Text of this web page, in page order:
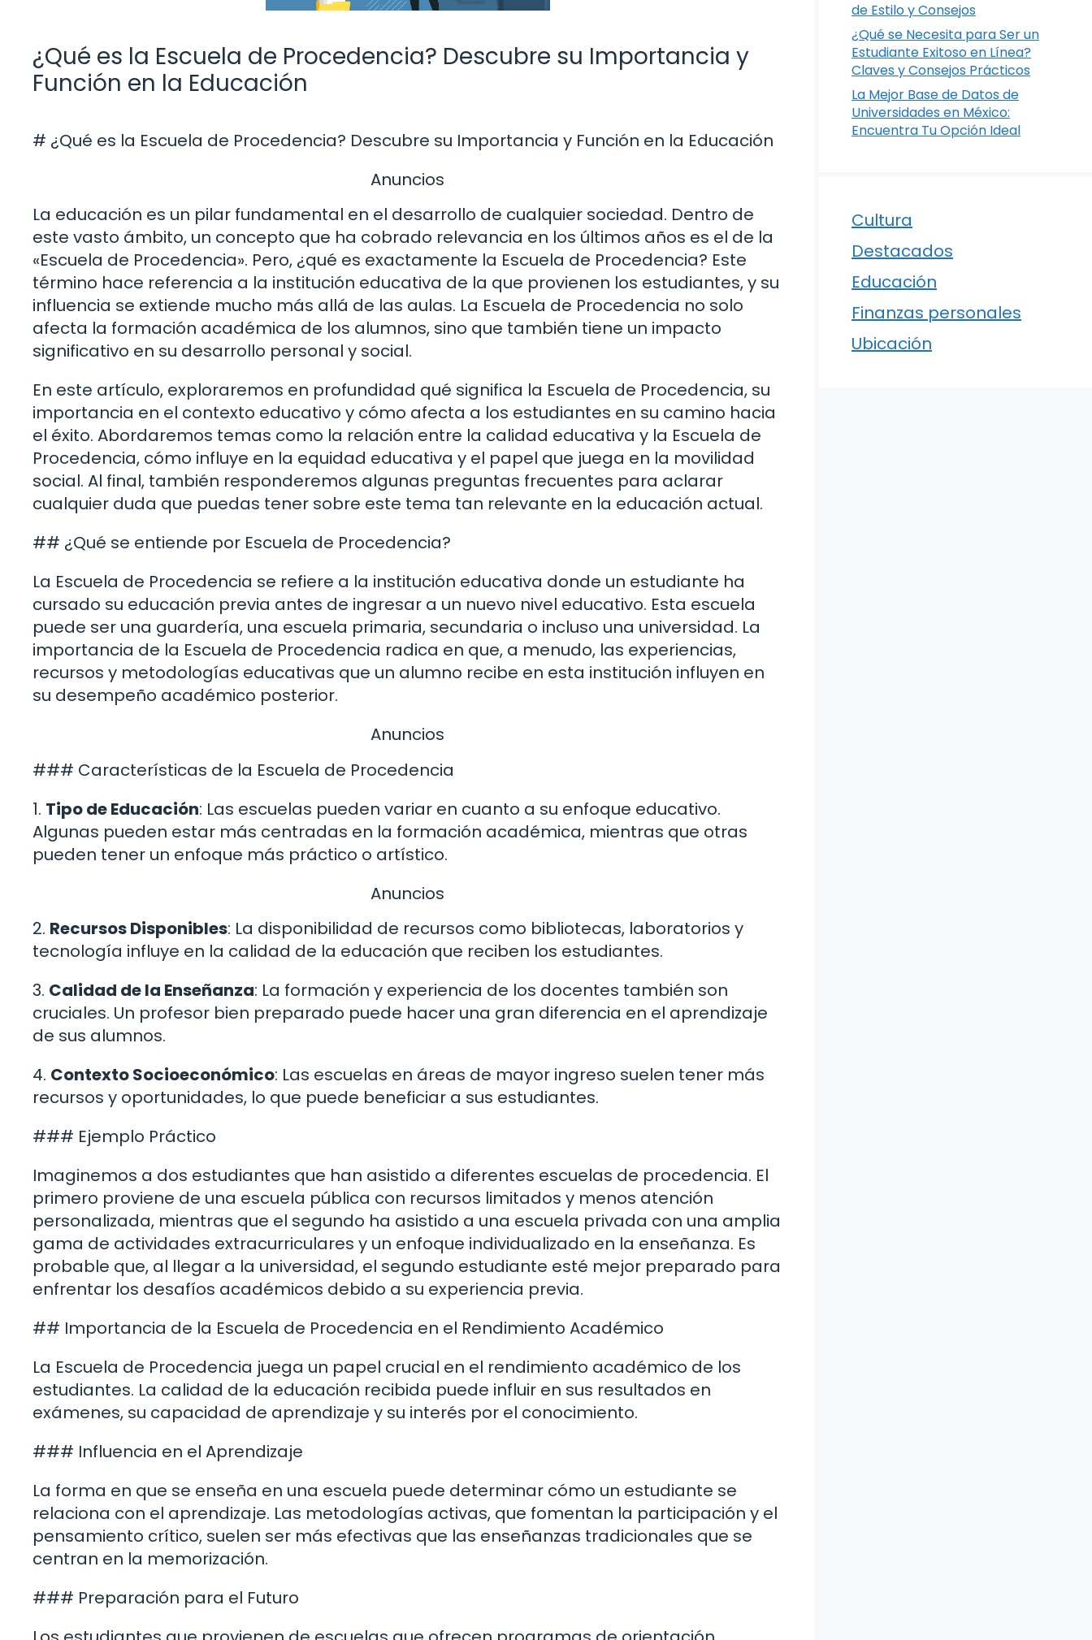
¿Qué es la Escuela de Procedencia? Descubre su Importancia y
Función en la Educación
# ¿Qué es la Escuela de Procedencia? Descubre su Importancia y Función en la Educación
Anuncios
La educación es un pilar fundamental en el desarrollo de cualquier sociedad. Dentro de
este vasto ámbito, un concepto que ha cobrado relevancia en los últimos años es el de la
«Escuela de Procedencia». Pero, ¿qué es exactamente la Escuela de Procedencia? Este
término hace referencia a la institución educativa de la que provienen los estudiantes, y su
influencia se extiende mucho más allá de las aulas. La Escuela de Procedencia no solo
afecta la formación académica de los alumnos, sino que también tiene un impacto
significativo en su desarrollo personal y social.
En este artículo, exploraremos en profundidad qué significa la Escuela de Procedencia, su
importancia en el contexto educativo y cómo afecta a los estudiantes en su camino hacia
el éxito. Abordaremos temas como la relación entre la calidad educativa y la Escuela de
Procedencia, cómo influye en la equidad educativa y el papel que juega en la movilidad
social. Al final, también responderemos algunas preguntas frecuentes para aclarar
cualquier duda que puedas tener sobre este tema tan relevante en la educación actual.
## ¿Qué se entiende por Escuela de Procedencia?
La Escuela de Procedencia se refiere a la institución educativa donde un estudiante ha
cursado su educación previa antes de ingresar a un nuevo nivel educativo. Esta escuela
puede ser una guardería, una escuela primaria, secundaria o incluso una universidad. La
importancia de la Escuela de Procedencia radica en que, a menudo, las experiencias,
recursos y metodologías educativas que un alumno recibe en esta institución influyen en
su desempeño académico posterior.
Anuncios
### Características de la Escuela de Procedencia
1. Tipo de Educación: Las escuelas pueden variar en cuanto a su enfoque educativo.
Algunas pueden estar más centradas en la formación académica, mientras que otras
pueden tener un enfoque más práctico o artístico.
Anuncios
2. Recursos Disponibles: La disponibilidad de recursos como bibliotecas, laboratorios y
tecnología influye en la calidad de la educación que reciben los estudiantes.
3. Calidad de la Enseñanza: La formación y experiencia de los docentes también son
cruciales. Un profesor bien preparado puede hacer una gran diferencia en el aprendizaje
de sus alumnos.
4. Contexto Socioeconómico: Las escuelas en áreas de mayor ingreso suelen tener más
recursos y oportunidades, lo que puede beneficiar a sus estudiantes.
### Ejemplo Práctico
Imaginemos a dos estudiantes que han asistido a diferentes escuelas de procedencia. El
primero proviene de una escuela pública con recursos limitados y menos atención
personalizada, mientras que el segundo ha asistido a una escuela privada con una amplia
gama de actividades extracurriculares y un enfoque individualizado en la enseñanza. Es
probable que, al llegar a la universidad, el segundo estudiante esté mejor preparado para
enfrentar los desafíos académicos debido a su experiencia previa.
## Importancia de la Escuela de Procedencia en el Rendimiento Académico
La Escuela de Procedencia juega un papel crucial en el rendimiento académico de los
estudiantes. La calidad de la educación recibida puede influir en sus resultados en
exámenes, su capacidad de aprendizaje y su interés por el conocimiento.
### Influencia en el Aprendizaje
La forma en que se enseña en una escuela puede determinar cómo un estudiante se
relaciona con el aprendizaje. Las metodologías activas, que fomentan la participación y el
pensamiento crítico, suelen ser más efectivas que las enseñanzas tradicionales que se
centran en la memorización.
### Preparación para el Futuro
de Estilo y Consejos
¿Qué se Necesita para Ser un
Estudiante Exitoso en Línea?
Claves y Consejos Prácticos
La Mejor Base de Datos de
Universidades en México:
Encuentra Tu Opción Ideal
Cultura
Destacados
Educación
Finanzas personales
Ubicación